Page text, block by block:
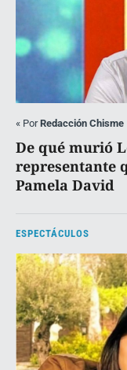
« PorRedacción Chisme
De qué murió
representante
Pamela David
ESPECTÁCULOS